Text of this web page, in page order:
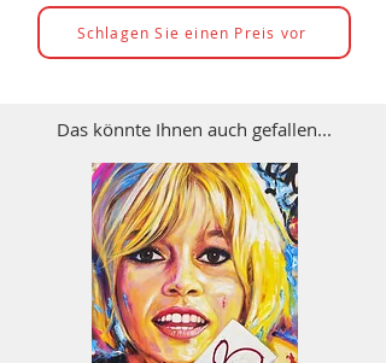
Schlagen Sie einen Preis vor
Das könnte Ihnen auch gefallen...